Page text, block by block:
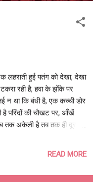
लहराती हुई पतंग को देखा, देखा
रही है, हवा के झोंके पर
न था कि बंधी है, एक कच्ची डोर
है परिंदों की चौखट पर, आँखें
तक अकेली है तब तक ही दूर
READ MORE